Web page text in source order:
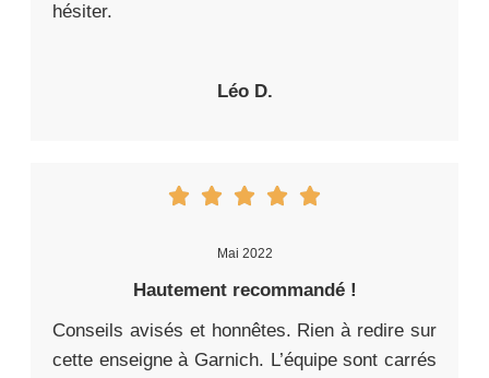
hésiter.
Léo D.
Mai 2022
Hautement recommandé !
Conseils avisés et honnêtes. Rien à redire sur
cette enseigne à Garnich. L’équipe sont carrés